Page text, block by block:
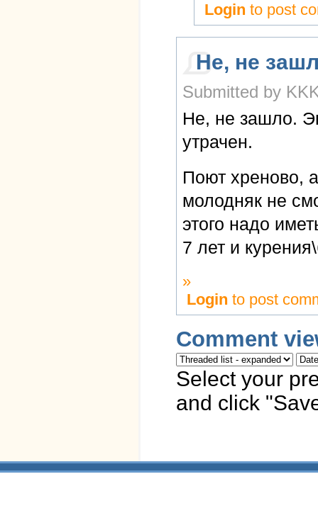
Login to post
Не, не
Submitted by
Не, не зашло.
утрачен.
Поют хреново,
молодняк не
этого надо
7 лет и
»
Login to post
Comment
Select your
and click